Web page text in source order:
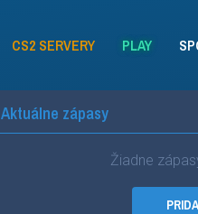
CS2 SERVERY PLAY
Aktuálne zápasy
Žiadne